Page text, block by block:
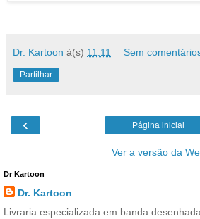
Dr. Kartoon à(s) 11:11 Sem
Partilhar
‹ Página inicial
Ver a versão da
Dr Kartoon
Dr. Kartoon
Livraria especializada em banda